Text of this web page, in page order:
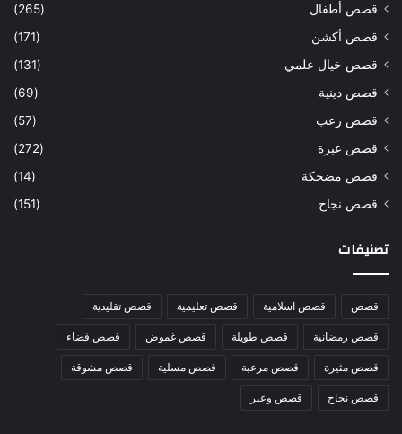
قصص أطفال
(265)
قصص أكشن
(171)
قصص خيال علمي
(131)
قصص دينية
(69)
قصص رعب
(57)
قصص عبرة
(272)
قصص مضحكة
(14)
قصص نجاح
(151)
تصنيفات
قصص قصص اسلامية قصص تعليمية قصص تقليدية
قصص رمضانية قصص طويلة قصص غموض قصص فضاء
قصص مثيرة قصص مرعبة قصص مسلية قصص مشوقة
قصص نجاح قصص وعبر